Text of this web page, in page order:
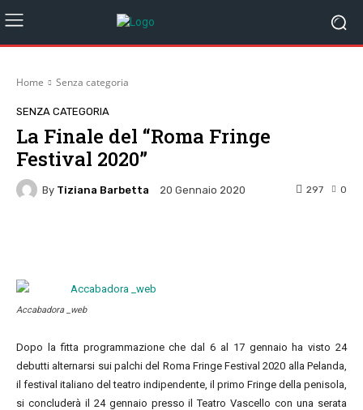
Home Senza categoria
SENZA CATEGORIA
La Finale del “Roma Fringe
Festival 2020”
By Tiziana Barbetta 20 Gennaio 2020 0
297
Accabadora _web
Dopo la fitta programmazione che dal 6 al 17 gennaio ha visto 24
debutti alternarsi sui palchi del Roma Fringe Festival 2020 alla Pelanda,
il festival italiano del teatro indipendente, il primo Fringe della penisola,
si concluderà il 24 gennaio presso il Teatro Vascello con una serata